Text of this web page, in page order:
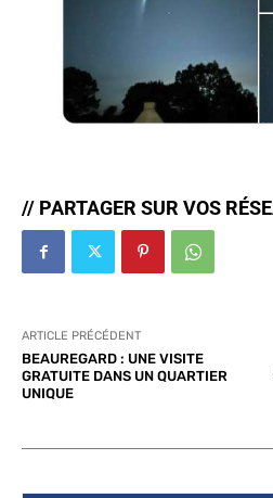
// PARTAGER SUR VOS
ARTICLE PRÉCÉDENT
BEAUREGARD : UNE VISITE
GRATUITE DANS UN QUARTIER
UNIQUE